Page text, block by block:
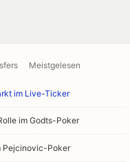
Meistgelesen
im Live-Ticker
im Godts-Poker
Pejcinovic-Poker